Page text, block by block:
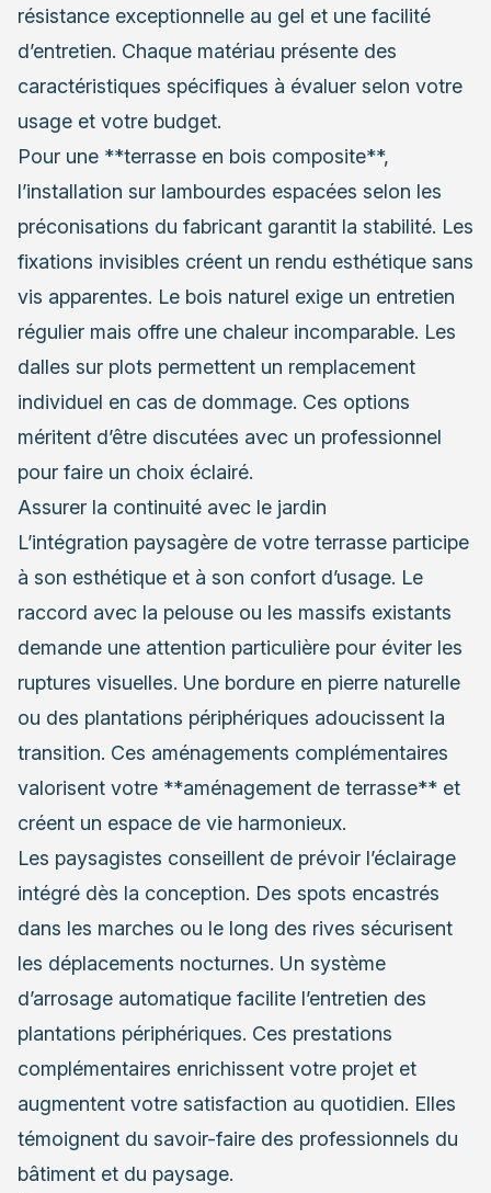
résistance exceptionnelle au gel et une facilité
d’entretien. Chaque matériau présente des
caractéristiques spécifiques à évaluer selon votre
usage et votre budget.
Pour une **terrasse en bois composite**,
l’installation sur lambourdes espacées selon les
préconisations du fabricant garantit la stabilité. Les
fixations invisibles créent un rendu esthétique sans
vis apparentes. Le bois naturel exige un entretien
régulier mais offre une chaleur incomparable. Les
dalles sur plots permettent un remplacement
individuel en cas de dommage. Ces options
méritent d’être discutées avec un professionnel
pour faire un choix éclairé.
Assurer la continuité avec le jardin
L’intégration paysagère de votre terrasse participe
à son esthétique et à son confort d’usage. Le
raccord avec la pelouse ou les massifs existants
demande une attention particulière pour éviter les
ruptures visuelles. Une bordure en pierre naturelle
ou des plantations périphériques adoucissent la
transition. Ces aménagements complémentaires
valorisent votre **aménagement de terrasse** et
créent un espace de vie harmonieux.
Les paysagistes conseillent de prévoir l’éclairage
intégré dès la conception. Des spots encastrés
dans les marches ou le long des rives sécurisent
les déplacements nocturnes. Un système
d’arrosage automatique facilite l’entretien des
plantations périphériques. Ces prestations
complémentaires enrichissent votre projet et
augmentent votre satisfaction au quotidien. Elles
témoignent du savoir-faire des professionnels du
bâtiment et du paysage.